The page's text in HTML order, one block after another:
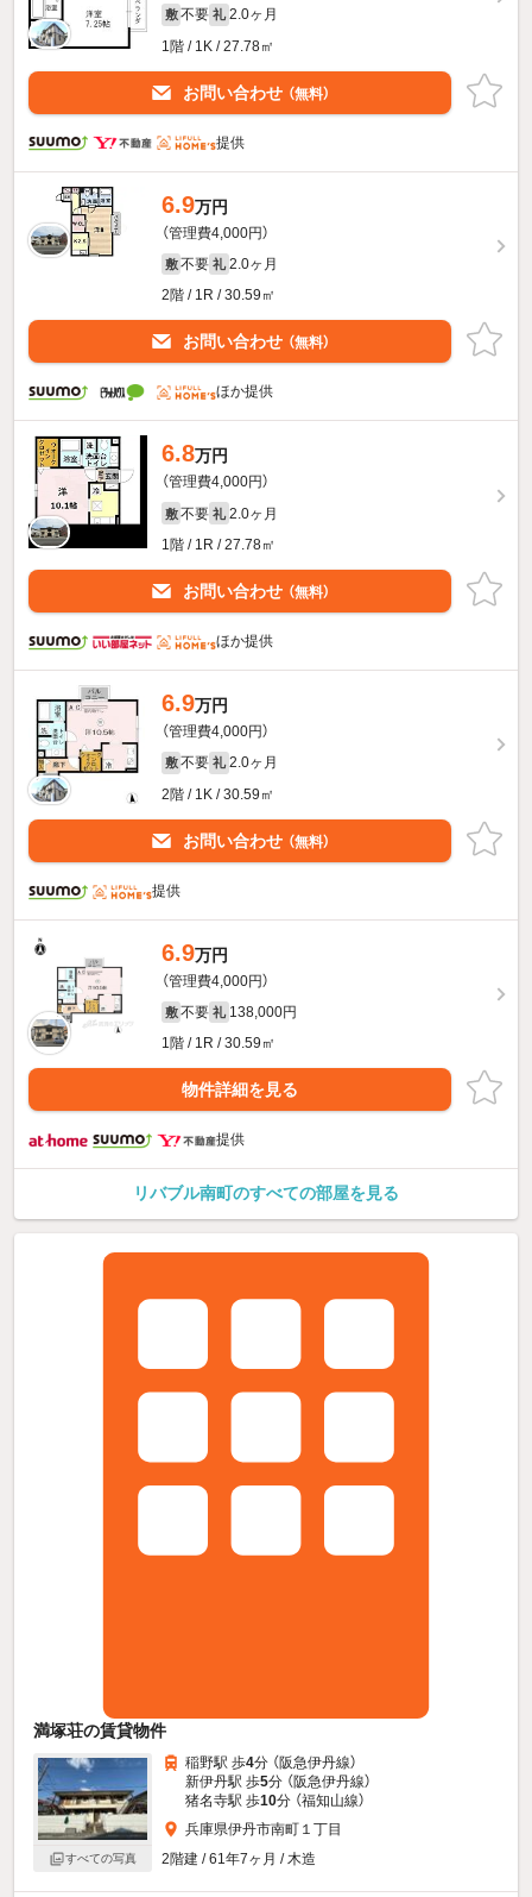
敷 不要 礼 2.0ヶ月
1階 / 1K / 27.78㎡
お問い合わせ （無料）
提供
6.9万円
（管理費4,000円）
敷 不要 礼 2.0ヶ月
2階 / 1R / 30.59㎡
お問い合わせ （無料）
ほか提供
6.8万円
（管理費4,000円）
敷 不要 礼 2.0ヶ月
1階 / 1R / 27.78㎡
お問い合わせ （無料）
ほか提供
6.9万円
（管理費4,000円）
敷 不要 礼 2.0ヶ月
2階 / 1K / 30.59㎡
お問い合わせ （無料）
提供
6.9万円
（管理費4,000円）
敷 不要 礼 138,000円
1階 / 1R / 30.59㎡
物件詳細を見る
提供
リバブル南町のすべての部屋を見る
満塚荘の賃貸物件
すべての写真
稲野駅 歩4分 （阪急伊丹線）
新伊丹駅 歩5分 （阪急伊丹線）
猪名寺駅 歩10分 （福知山線）
兵庫県伊丹市南町１丁目
2階建 / 61年7ヶ月 / 木造